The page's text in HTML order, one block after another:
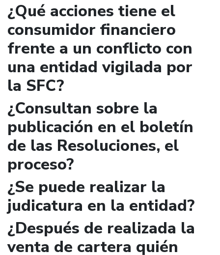
¿Qué acciones tiene el
consumidor financiero
frente a un conflicto con
una entidad vigilada por
la SFC?
¿Consultan sobre la
publicación en el boletín
de las Resoluciones, el
proceso?
¿Se puede realizar la
judicatura en la entidad?
¿Después de realizada la
venta de cartera quién